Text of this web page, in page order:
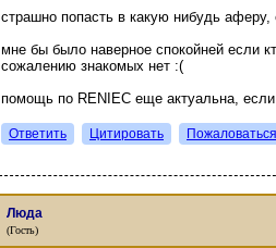
страшно попасть в какую нибудь аферу,
мне бы было наверное спокойней если
сожалению знакомых нет :(
помощь по RENIEC еще актуальна, если
Ответить Цитировать Пожаловаться
Люда
(Гость)